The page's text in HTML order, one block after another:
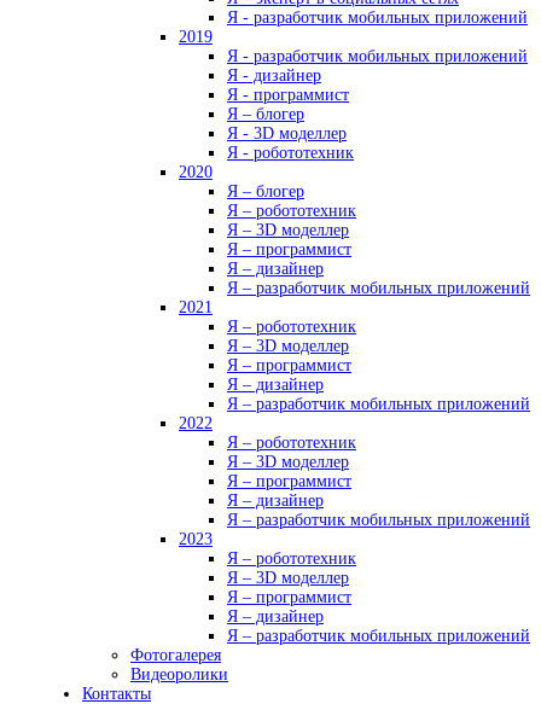
Я - разработчик мобильных приложений
2019
Я - разработчик мобильных приложений
Я - дизайнер
Я - программист
Я – блогер
Я - 3D моделлер
Я - робототехник
2020
Я – блогер
Я – робототехник
Я – 3D моделлер
Я – программист
Я – дизайнер
Я – разработчик мобильных приложений
2021
Я – робототехник
Я – 3D моделлер
Я – программист
Я – дизайнер
Я – разработчик мобильных приложений
2022
Я – робототехник
Я – 3D моделлер
Я – программист
Я – дизайнер
Я – разработчик мобильных приложений
2023
Я – робототехник
Я – 3D моделлер
Я – программист
Я – дизайнер
Я – разработчик мобильных приложений
Фотогалерея
Видеоролики
Контакты